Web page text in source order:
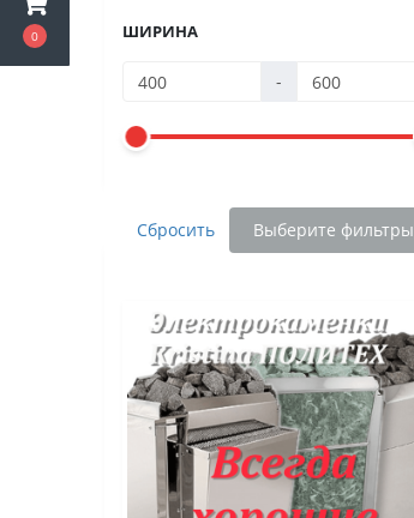
0 ШИРИНА
-
Сбросить Выберите фильтры